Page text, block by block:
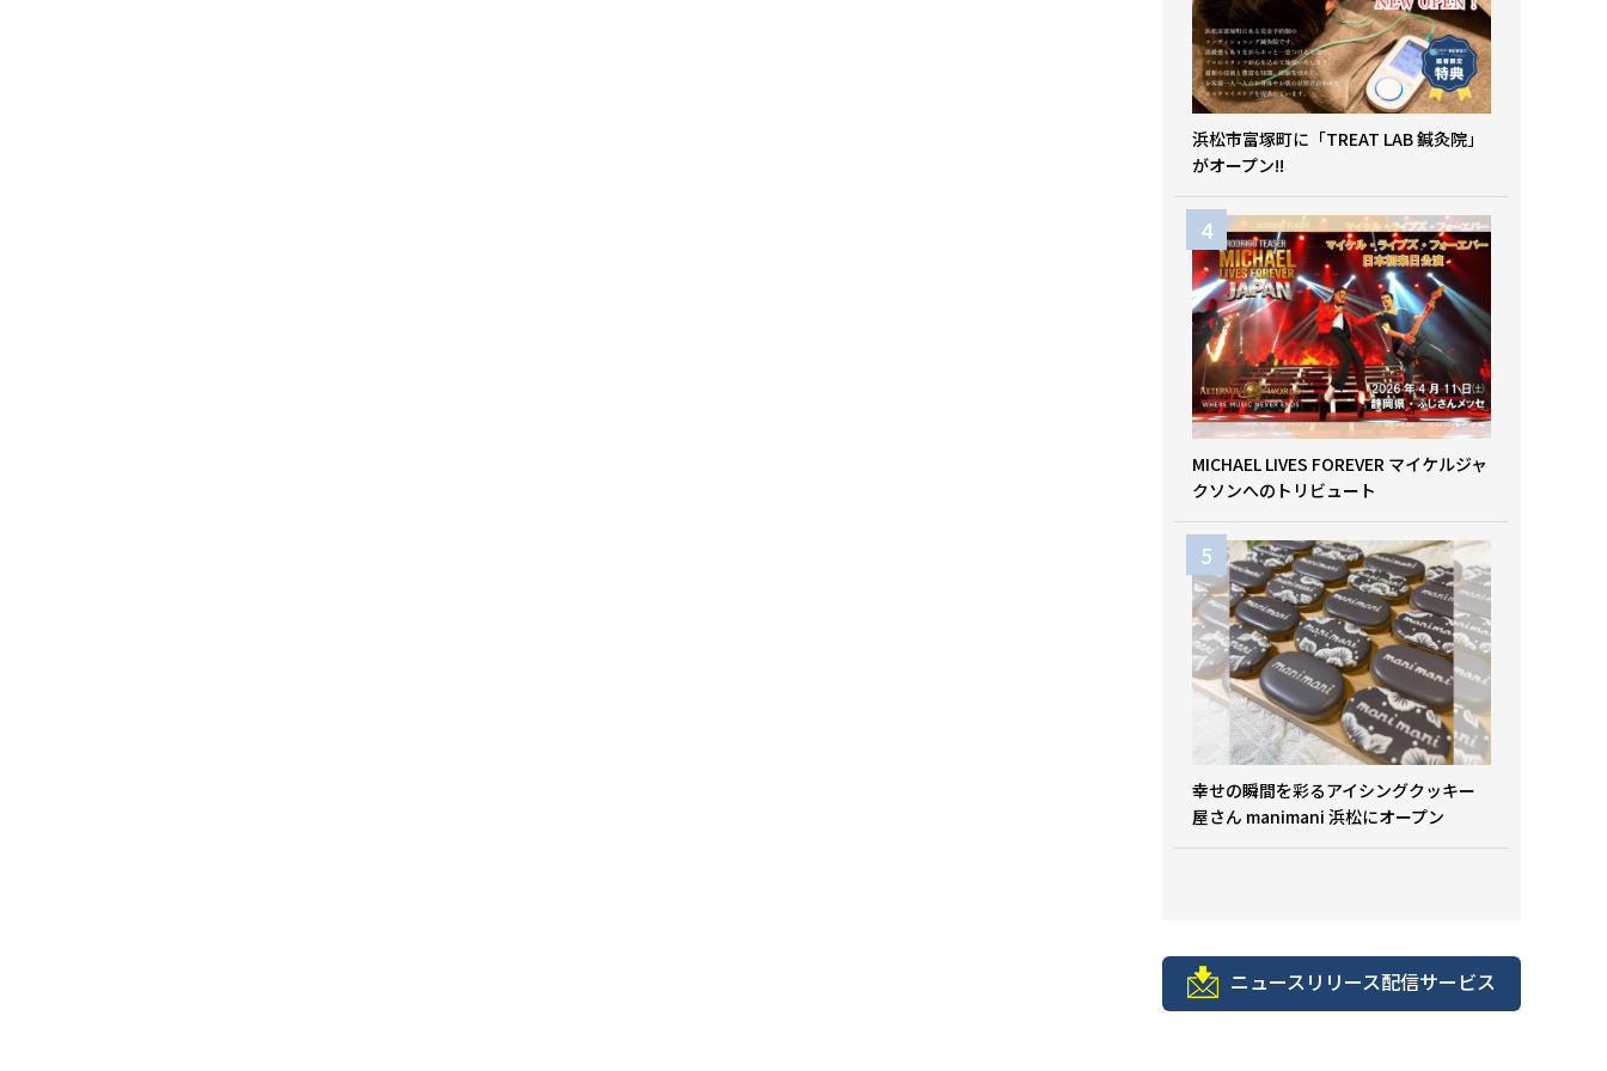
浜松市富塚町に「TREAT LAB 鍼灸院」
がオープン!!
MICHAEL LIVES FOREVER マイケルジャ
クソンへのトリビュート
幸せの瞬間を彩るアイシングクッキー
屋さん manimani 浜松にオープン
ニュースリリース配信サービス